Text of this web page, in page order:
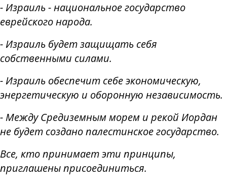
- Израиль - национальное государство
еврейского народа.
- Израиль будет защищать себя
собственными силами.
- Израиль обеспечит себе экономическую,
энергетическую и оборонную независимость.
- Между Средиземным морем и рекой Иордан
не будет создано палестинское государство.
Все, кто принимает эти принципы,
приглашены присоединиться.